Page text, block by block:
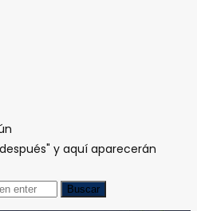
y aquí aparecerán